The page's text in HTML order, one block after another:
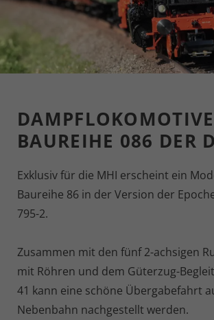
BAUREIHE 086 DER
Exklusiv für die MHI erscheint ein
Baureihe 86 in der Version der
795-2.
Zusammen mit den fünf 2-achsigen
mit Röhren und dem Güterzug-
41 kann eine schöne Übergabefahrt
Nebenbahn nachgestellt werden.